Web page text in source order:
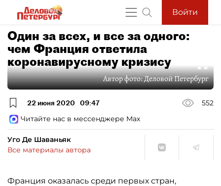
Войти
Один за всех, и все за одного:
чем Франция ответила
коронавирусному кризису
Автор фото:Деловой Петербург
22 июня 2020 09:47
552
Читайте нас в мессенджере Max
Уго Де Шаваньяк
Все материалы автора
Франция оказалась среди первых стран,